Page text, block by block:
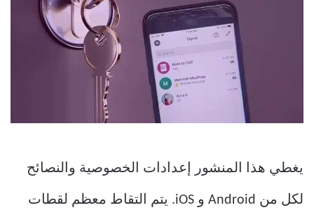
يغطي هذا المنشور إعدادات الخصوصية والنصائح
لكل من Android و iOS. يتم التقاط معظم لقطات